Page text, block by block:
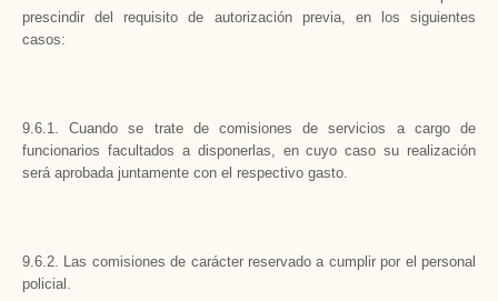
prescindir del requisito de autorización previa, en los siguientes
casos:
9.6.1. Cuando se trate de comisiones de servicios a cargo de
funcionarios facultados a disponerlas, en cuyo caso su realización
será aprobada juntamente con el respectivo gasto.
9.6.2. Las comisiones de carácter reservado a cumplir por el personal
policial.